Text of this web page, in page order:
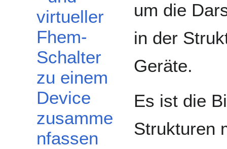
virtueller
Fhem-
Schalter
zu einem
Device
zusamme
nfassen
um die
in der
Geräte.
Es ist die
Strukturen